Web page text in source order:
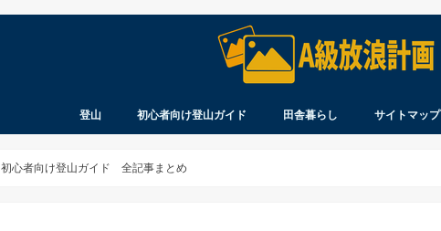
登山 初心者向け登山ガイド 田舎暮らし サイトマップ
初心者向け登山ガイド 全記事まとめ